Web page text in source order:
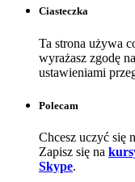
Ciasteczka
Ta strona używa
wyrażasz zgodę
ustawieniami
Polecam
Chcesz uczyć się
Zapisz się na
Skype.